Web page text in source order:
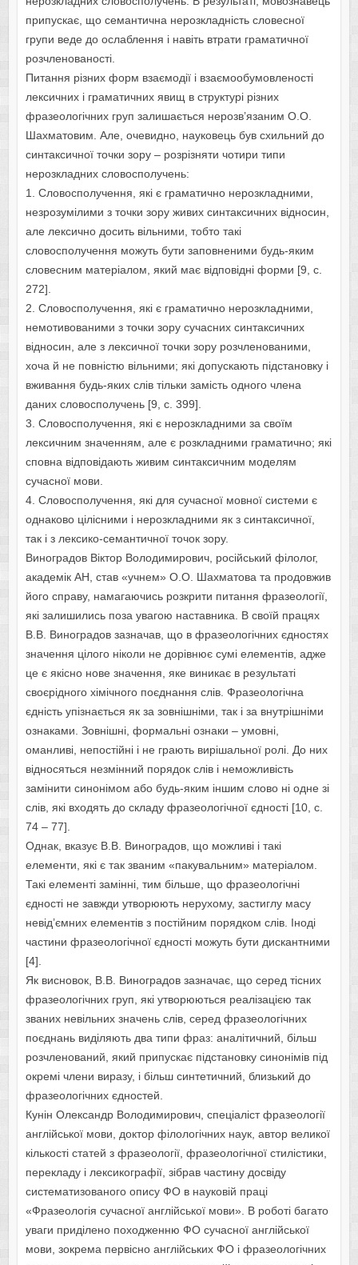
припускає, що семантична нерозкладність словесної
групи веде до ослаблення і навіть втрати граматичної
розчленованості.
Питання різних форм взаємодії і взаємообумовленості
лексичних і граматичних явищ в структурі різних
фразеологічних груп залишається нерозв’язаним О.О.
Шахматовим. Але, очевидно, науковець був схильний до
синтаксичної точки зору – розрізняти чотири типи
нерозкладних словосполучень:
1. Словосполучення, які є граматично нерозкладними,
незрозумілими з точки зору живих синтаксичних відносин,
але лексично досить вільними, тобто такі
словосполучення можуть бути заповненими будь-яким
словесним матеріалом, який має відповідні форми [9, c.
272].
2. Словосполучення, які є граматично нерозкладними,
немотивованими з точки зору сучасних синтаксичних
відносин, але з лексичної точки зору розчленованими,
хоча й не повністю вільними; які допускають підстановку і
вживання будь-яких слів тільки замість одного члена
даних словосполучень [9, c. 399].
3. Словосполучення, які є нерозкладними за своїм
лексичним значенням, але є розкладними граматично; які
сповна відповідають живим синтаксичним моделям
сучасної мови.
4. Словосполучення, які для сучасної мовної системи є
однаково цілісними і нерозкладними як з синтаксичної,
так і з лексико-семантичної точок зору.
Виноградов Віктор Володимирович, російський філолог,
академік АН, став «учнем» О.О. Шахматова та продовжив
його справу, намагаючись розкрити питання фразеології,
які залишились поза увагою наставника. В своїй працях
В.В. Виноградов зазначав, що в фразеологічних єдностях
значення цілого ніколи не дорівнює сумі елементів, адже
це є якісно нове значення, яке виникає в результаті
своєрідного хімічного поєднання слів. Фразеологічна
єдність упізнається як за зовнішніми, так і за внутрішніми
ознаками. Зовнішні, формальні ознаки – умовні,
оманливі, непостійні і не грають вирішальної ролі. До них
відносяться незмінний порядок слів і неможливість
замінити синонімом або будь-яким іншим слово ні одне зі
слів, які входять до складу фразеологічної єдності [10, c.
74 – 77].
Однак, вказує В.В. Виноградов, що можливі і такі
елементи, які є так званим «пакувальним» матеріалом.
Такі елементі замінні, тим більше, що фразеологічні
єдності не завжди утворюють нерухому, застиглу масу
невід’ємних елементів з постійним порядком слів. Іноді
частини фразеологічної єдності можуть бути дискантними
[4].
Як висновок, В.В. Виноградов зазначає, що серед тісних
фразеологічних груп, які утворюються реалізацією так
званих невільних значень слів, серед фразеологічних
поєднань виділяють два типи фраз: аналітичний, більш
розчленований, який припускає підстановку синонімів під
окремі члени виразу, і більш синтетичний, близький до
фразеологічних єдностей.
Кунін Олександр Володимирович, спеціаліст фразеології
англійської мови, доктор філологічних наук, автор великої
кількості статей з фразеології, фразеологічної стилістики,
перекладу і лексикографії, зібрав частину досвіду
систематизованого опису ФО в науковій праці
«Фразеологія сучасної англійської мови». В роботі багато
уваги приділено походженню ФО сучасної англійської
мови, зокрема первісно англійських ФО і фразеологічних